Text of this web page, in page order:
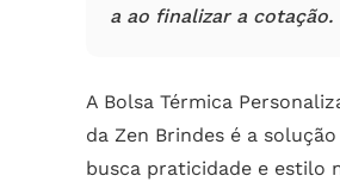
a ao finalizar a cotação.
A Bolsa Térmica
da Zen Brindes é a
busca praticidade e estilo